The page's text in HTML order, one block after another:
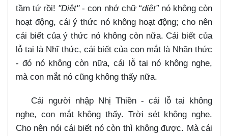
tầm tứ rồi! "Diệt"- con nhớ chữ “diệt”nó không còn
hoạt động, cái ý thức nó không hoạt động; cho nên
cái biết của ý thức nó không còn nữa. Cái biết của
lỗ tai là Nhĩ thức, cái biết của con mắt là Nhãn thức
- đó nó không còn nữa, cái lỗ tai nó không nghe,
mà con mắt nó cũng không thấy nữa.
Cái người nhập Nhị Thiền - cái lỗ tai không
nghe, con mắt không thấy. Trời sét không nghe.
Cho nên nói cái biết nó còn thì không được. Mà cái